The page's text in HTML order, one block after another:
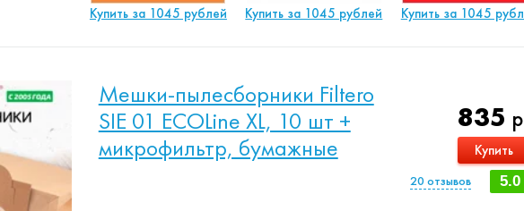
Купить за 1045 рублей Купить за 1045 рублей Купить за 1045
Мешки-пылесборники Filtero
SIE 01 ECOLine XL, 10 шт +
микрофильтр, бумажные
835
Купить
5.0
20 отзывов